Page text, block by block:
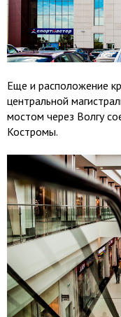
Еще и расположение
центральной
мостом через Волгу
Костромы.